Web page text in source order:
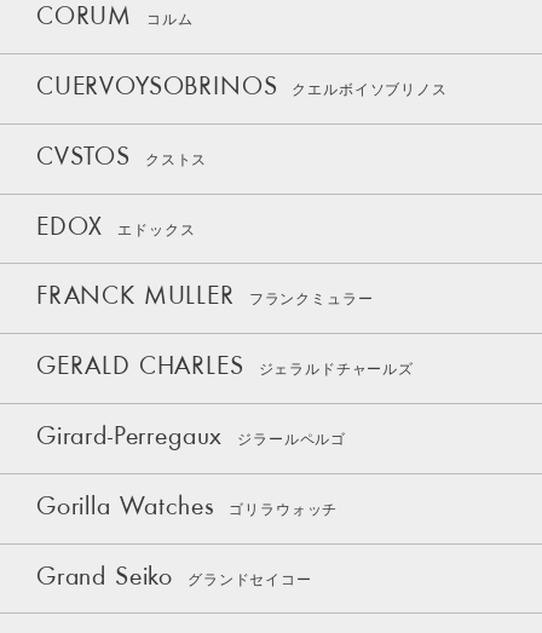
CORUM コルム
CUERVOYSOBRINOS クエルボイソブリノス
CVSTOS クストス
EDOX エドックス
FRANCK MULLER フランクミュラー
GERALD CHARLES ジェラルドチャールズ
Girard-Perregaux ジラールペルゴ
Gorilla Watches ゴリラウォッチ
Grand Seiko グランドセイコー